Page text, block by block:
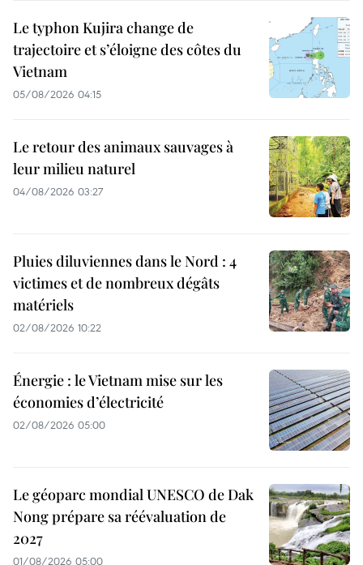
Le typhon Kujira change de
trajectoire et s’éloigne des côtes du
Vietnam
05/08/2026 04:15
Le retour des animaux sauvages à
leur milieu naturel
04/08/2026 03:27
Pluies diluviennes dans le Nord : 4
victimes et de nombreux dégâts
matériels
02/08/2026 10:22
Énergie : le Vietnam mise sur les
économies d’électricité
02/08/2026 05:00
Le géoparc mondial UNESCO de Dak
Nong prépare sa réévaluation de
2027
01/08/2026 05:00